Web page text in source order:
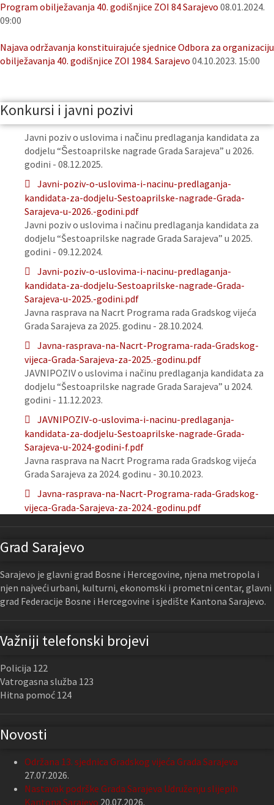
Program obilježavanja 40. godišnjice ZOI 84 Sarajevo 08.01.2024.
09:00
Najava održavanja konstituirajuće sjednice Odbora za organizaciju
obilježavanja 40. godišnjice ZOI 1984. Sarajevo 04.10.2023. 15:00
Konkursi i javni pozivi
Javni poziv o uslovima i načinu predlaganja kandidata za
dodjelu “Šestoaprilske nagrade Grada Sarajeva” u 2026.
godini - 08.12.2025.
Javni-poziv-o-uslovima-i-nacinu-predlaganja-
kandidata-za-dodjelu-Sestoaprilske-nagrade-Grada-
Sarajeva-u-2026.-godini.pdf
Javni poziv o uslovima i načinu predlaganja kandidata za
dodjelu “Šestoaprilske nagrade Grada Sarajeva” u 2025.
godini - 09.12.2024.
Javni-poziv-o-uslovima-i-nacinu-predlaganja-
kandidata-za-dodjelu-Sestoaprilske-nagrade-Grada-
Sarajeva-u-2025.-godini.pdf
Javna rasprava na Nacrt Programa rada Gradskog vijeća
Grada Sarajeva za 2025. godinu - 28.10.2024.
Javna-rasprava-na-Nacrt-Programa-rada-Gradskog-
vijeca-Grada-Sarajeva-za-2025.-godinu.pdf
JAVNIPOZIV o uslovima i načinu predlaganja kandidata za
dodjelu “Šestoaprilske nagrade Grada Sarajeva” u 2024.
godini - 11.12.2023.
JAVNIPOZIV-o-uslovima-i-nacinu-predlaganja-
kandidata-za-dodjelu-Sestoaprilske-nagrade-Grada-
Sarajeva-u-2024-godini-f.pdf
Javna rasprava na Nacrt Programa rada Gradskog vijeća
Grada Sarajeva za 2024. godinu - 30.10.2023.
Javna-rasprava-na-Nacrt-Programa-rada-Gradskog-
vijeca-Grada-Sarajeva-za-2024.-godinu.pdf
Grad Sarajevo
Sarajevo je glavni grad Bosne i Hercegovine, njena metropola i
njen najveći urbani, kulturni, ekonomski i prometni centar, glavni
grad Federacije Bosne i Hercegovine i sjedište Kantona Sarajevo.
Važniji telefonski brojevi
Policija 122
Vatrogasna služba 123
Hitna pomoć 124
Novosti
Održana 13. sjednica Gradskog vijeća Grada Sarajeva
27.07.2026.
Nastavak podrške Grada Sarajeva Udruženju slijepih
Kantona Sarajevo 20.07.2026.